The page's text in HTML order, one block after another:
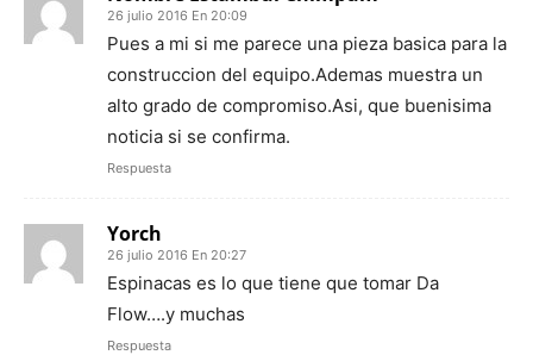
26 julio 2016 En 20:09
Pues a mi si me parece una pieza basica para la
construccion del equipo.Ademas muestra un
alto grado de compromiso.Asi, que buenisima
noticia si se confirma.
Respuesta
Yorch
26 julio 2016 En 20:27
Espinacas es lo que tiene que tomar Da
Flow….y muchas
Respuesta